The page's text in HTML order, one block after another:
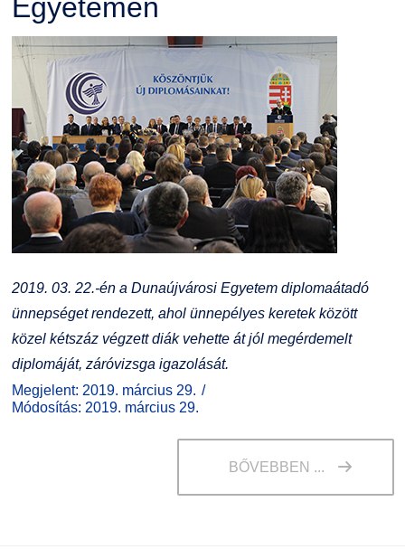
Egyetemen
2019. 03. 22.-én a Dunaújvárosi Egyetem diplomaátadó
ünnepséget rendezett, ahol ünnepélyes keretek között
közel kétszáz végzett diák vehette át jól megérdemelt
diplomáját, záróvizsga igazolását.
Megjelent: 2019. március 29.
Módosítás: 2019. március 29.
BŐVEBBEN ...